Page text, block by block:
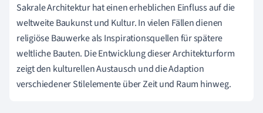
Sakrale Architektur hat einen erheblichen Einfluss auf die
weltweite Baukunst und Kultur. In vielen Fällen dienen
religiöse Bauwerke als Inspirationsquellen für spätere
weltliche Bauten. Die Entwicklung dieser Architekturform
zeigt den kulturellen Austausch und die Adaption
verschiedener Stilelemente über Zeit und Raum hinweg.